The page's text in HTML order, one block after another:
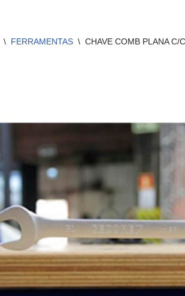
\ FERRAMENTAS \ CHAVE COMB PLANA C/